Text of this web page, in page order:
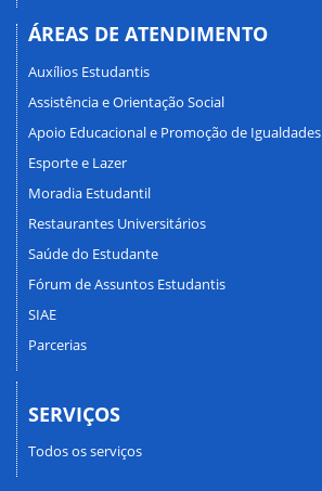
ÁREAS DE ATENDIMENTO
Auxílios Estudantis
Assistência e Orientação Social
Apoio Educacional e Promoção de Igualdades
Esporte e Lazer
Moradia Estudantil
Restaurantes Universitários
Saúde do Estudante
Fórum de Assuntos Estudantis
SIAE
Parcerias
SERVIÇOS
Todos os serviços